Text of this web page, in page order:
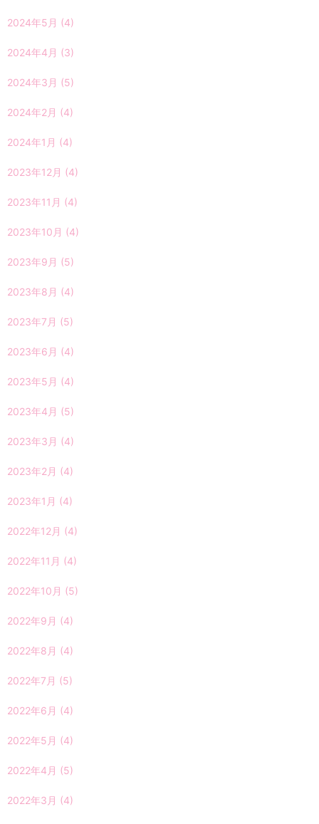
2024年5月 (4)
2024年4月 (3)
2024年3月 (5)
2024年2月 (4)
2024年1月 (4)
2023年12月 (4)
2023年11月 (4)
2023年10月 (4)
2023年9月 (5)
2023年8月 (4)
2023年7月 (5)
2023年6月 (4)
2023年5月 (4)
2023年4月 (5)
2023年3月 (4)
2023年2月 (4)
2023年1月 (4)
2022年12月 (4)
2022年11月 (4)
2022年10月 (5)
2022年9月 (4)
2022年8月 (4)
2022年7月 (5)
2022年6月 (4)
2022年5月 (4)
2022年4月 (5)
2022年3月 (4)